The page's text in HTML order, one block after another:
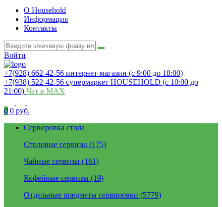
О Household
Информация
Контакты
Войти
+7(928) 662-42-56 интернет-магазин (с 9:00 до 18:00)
+7(938) 522-42-56 супермаркет HOUSEHOLD (с 10:00 до
21:00) Чат в MAX
0 0 руб.
Сервировка стола
Столовые сервизы (175)
Чайные сервизы (161)
Кофейные сервизы (19)
Отдельные предметы сервировки (5779)